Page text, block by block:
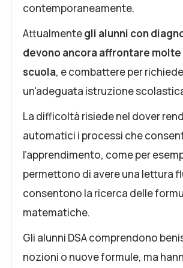
contemporaneamente.
Attualmentegli alunni con
devono ancora affrontare
scuola, e combattere per
un'adeguata istruzione
La difficoltà risiede nel dover
automatici i processi che
l’apprendimento, come per
permettono di avere una lettura
consentono la ricerca delle
matematiche.
Gli alunni DSA comprendono
nozioni o nuove formule, ma